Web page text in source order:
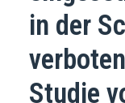
in der
Studie